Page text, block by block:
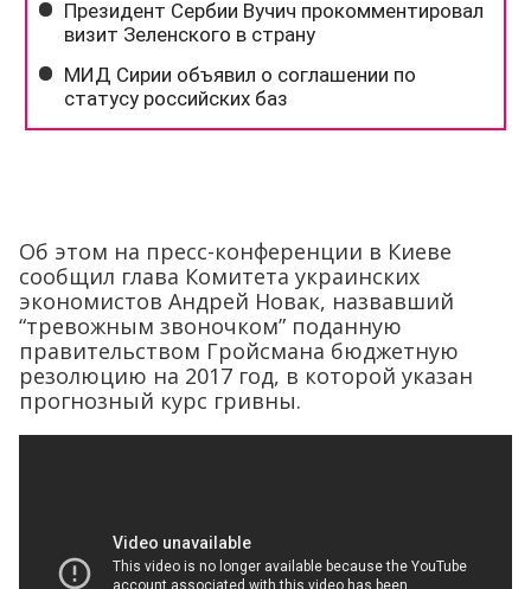
Об этом на пресс-конференции в Киеве
сообщил глава Комитета украинских
экономистов Андрей Новак, назвавший
“тревожным звоночком” поданную
правительством Гройсмана бюджетную
резолюцию на 2017 год, в которой указан
прогнозный курс гривны.